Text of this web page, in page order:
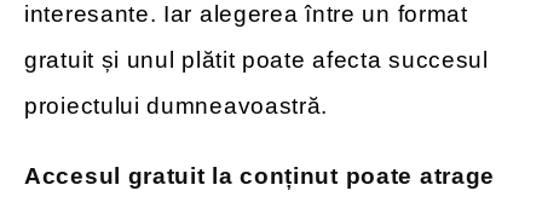
interesante. Iar alegerea între un format
gratuit și unul plătit poate afecta succesul
proiectului dumneavoastră.
Accesul gratuit la conținut poate atrage